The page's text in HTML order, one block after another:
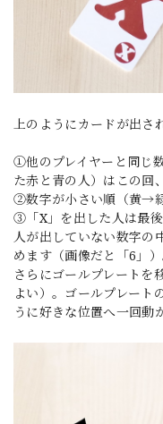
上のようにカードが出さ
①他のプレイヤーと同じ
た赤と青の人）はこの回
②数字が小さい順（黄→緑
③「X」を出した人は最
人が出していない数字の
めます（画像だと「6」）
さらにゴールプレートを
よい）。ゴールプレート
うに好きな位置へ一回動